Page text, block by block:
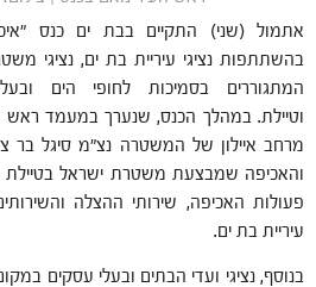
אתמול (שני) התקיים בבת ים כנס
בהשתתפות נציגי עיריית בת ים, נציגי
המתגוררים בסמיכות לחופי הים
וטיילת. במהלך הכנס, שנערך במעמד ראש
מרחב איילון של המשטרה נצ"מ סיגל בר
והאכיפה שמבצעת משטרת ישראל בטיילת
פעולות האכיפה, שירותי ההצלה
עיריית בת ים.
בנוסף, נציגי ועדי הבתים ובעלי עסקים